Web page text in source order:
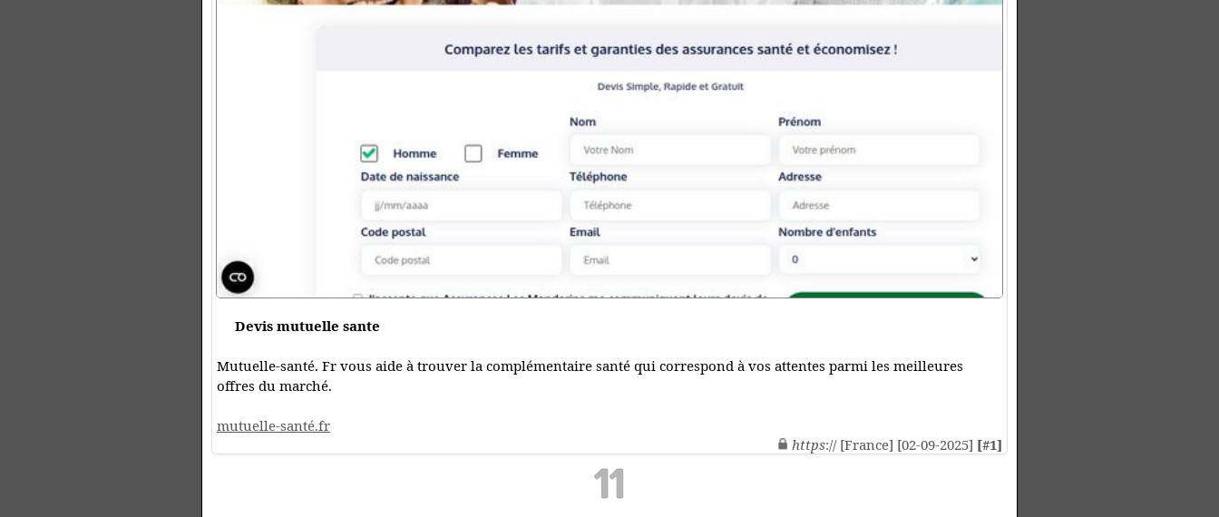
Devis mutuelle sante
Mutuelle-santé. Fr vous aide à trouver la complémentaire santé qui correspond à vos attentes parmi les meilleures
offres du marché.
mutuelle-santé.fr
https:// [France] [02-09-2025] [#1]